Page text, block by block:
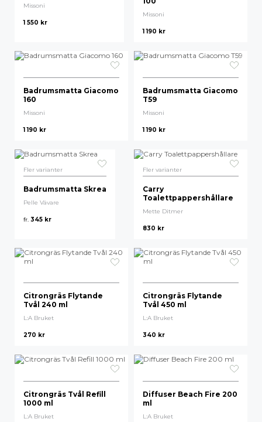
Missoni
1 550 kr
Missoni
1 190 kr
Badrumsmatta Giacomo
160
Missoni
1 190 kr
Badrumsmatta Giacomo
T59
Missoni
1 190 kr
Fler varianter
Badrumsmatta Skrea
Pelle Vävare
fr. 345 kr
Fler varianter
Carry
Toalettpappershållare
Mette Ditmer
830 kr
Citrongräs Flytande
Tvål 240 ml
L:A Bruket
270 kr
Citrongräs Flytande
Tvål 450 ml
L:A Bruket
340 kr
Citrongräs Tvål Refill
1000 ml
L:A Bruket
Diffuser Beach Fire 200
ml
L:A Bruket